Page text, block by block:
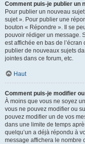
Comment puis-je publier un
Pour publier un nouveau
sujet ». Pour publier une
bouton « Répondre ». Il se
pouvoir rédiger un message.
est affichée en bas de
publier de nouveaux sujets
jointes dans ce forum, etc.
Haut
Comment puis-je modifier
À moins que vous ne soyez
vous ne pouvez modifier ou
pouvez modifier un de vos
dans une limite de temps
quelqu’un a déjà répondu à
message affichera le nombre